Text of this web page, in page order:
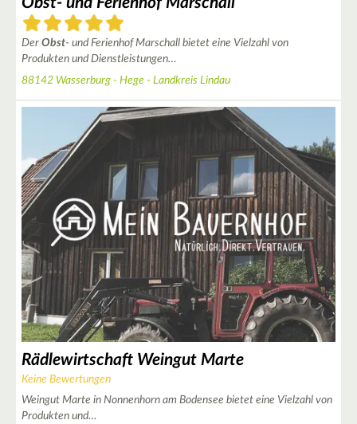
Der Obst- und Ferienhof Marschall bietet eine Vielzahl von
Produkten und Dienstleistungen…
88142 Wasserburg - Hege - Landkreis Lindau
Rädlewirtschaft Weingut Marte
Keine Bewertungen
Weingut Marte in Nonnenhorn am Bodensee bietet eine Vielzahl von
Produkten und…